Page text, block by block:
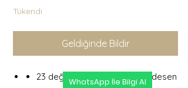
Tükendi
Geldiğinde Bildir
23 değişik dikiş ve dekoratif desen
WhatsApp İle Bilgi Al